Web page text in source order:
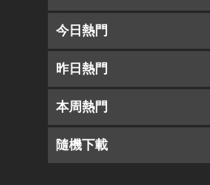
今日熱門
昨日熱門
本周熱門
隨機下載